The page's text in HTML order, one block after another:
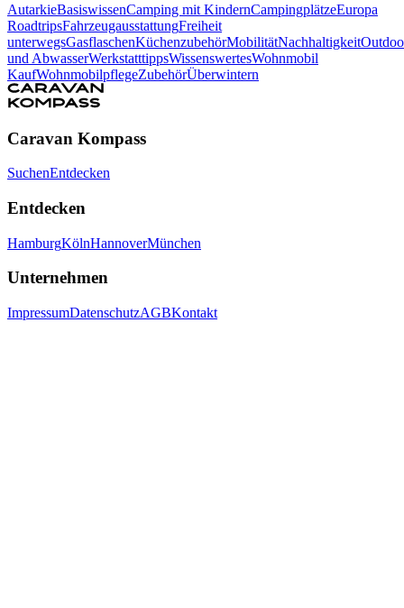
AutarkieBasiswissenCamping mit KindernCampingplätzeEuropa
RoadtripsFahrzeugausstattungFreiheit
unterwegsGasflaschenKüchenzubehörMobilitätNachhaltigkeit
und AbwasserWerkstatttippsWissenswertesWohnmobil
KaufWohnmobilpflegeZubehörÜberwintern
Caravan Kompass
SuchenEntdecken
Entdecken
HamburgKölnHannoverMünchen
Unternehmen
ImpressumDatenschutzAGBKontakt